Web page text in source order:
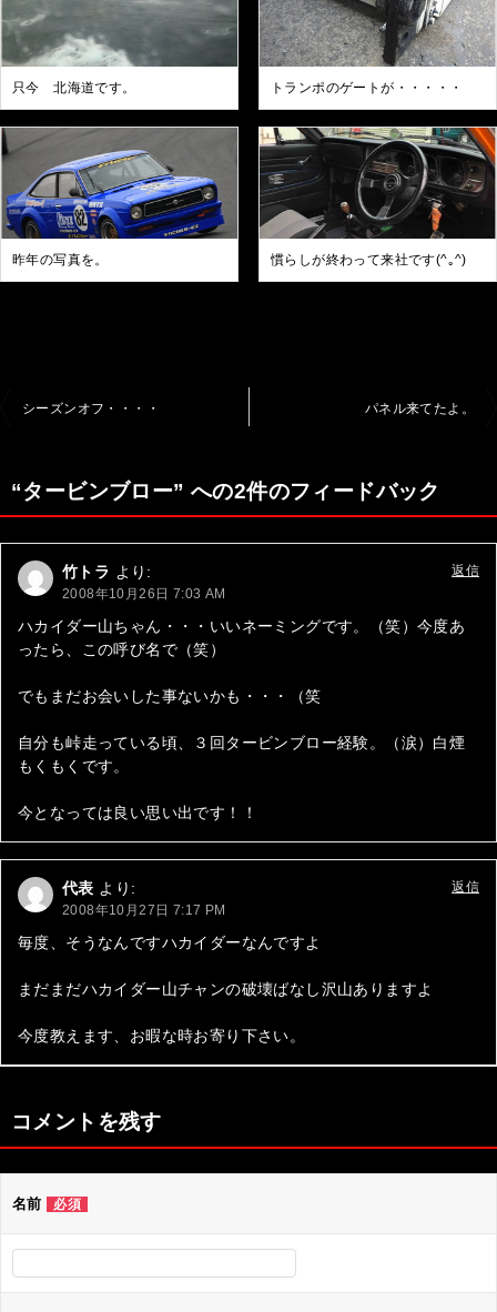
只今 北海道です。 トランポのゲートが・・・・・
昨年の写真を。 慣らしが終わって来社です(^｡^)
ビ
ゲ
ー
ョ
ン
シーズンオフ・・・・ パネル来てたよ。
“タービンブロー” への2件のフィードバック
竹トラ より:
2008年10月26日 7:03 AM
ハカイダー山ちゃん・・・いいネーミングです。（笑）今度あ
ったら、この呼び名で（笑）
でもまだお会いした事ないかも・・・（笑
自分も峠走っている頃、３回タービンブロー経験。（涙）白煙
もくもくです。
今となっては良い思い出です！！
返信
代表 より:
2008年10月27日 7:17 PM
毎度、そうなんですハカイダーなんですよ
まだまだハカイダー山チャンの破壊ばなし沢山ありますよ
今度教えます、お暇な時お寄り下さい。
返信
コメントを残す
名前 必須